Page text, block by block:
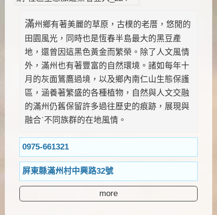
滿州鄉有著美麗的草原，古樸的老厝，悠閒的
田園風光，同時也是恆春半島最大的黑豆產
地，還曾因這黑色黃金而繁榮。除了人文風情
外，滿州也有著豐富的自然環境。諸如每年十
月的灰面鵟鷹過境，以及鄉內南仁山生態保護
區，涵養著繁盛的各種植物，自然與人文交融
的滿州仍舊保留許多過往歷史的痕跡，展現與
融合ˊ不同族群的在地風情。
0975-661321
屏東縣滿州村中興路32號
more